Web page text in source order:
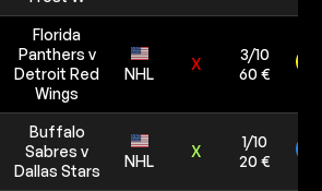
Florida
Panthers v
Detroit Red
Wings
NHL
X
3/10
60 €
Buffalo
Sabres v
Dallas Stars
NHL
X
1/10
20 €